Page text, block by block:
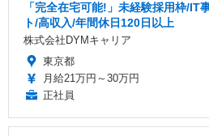
「完全在宅可能!」未経験採用枠/IT
ト/高収入/年間休日120日以上
株式会社DYMキャリア
東京都
月給21万円～30万円
正社員